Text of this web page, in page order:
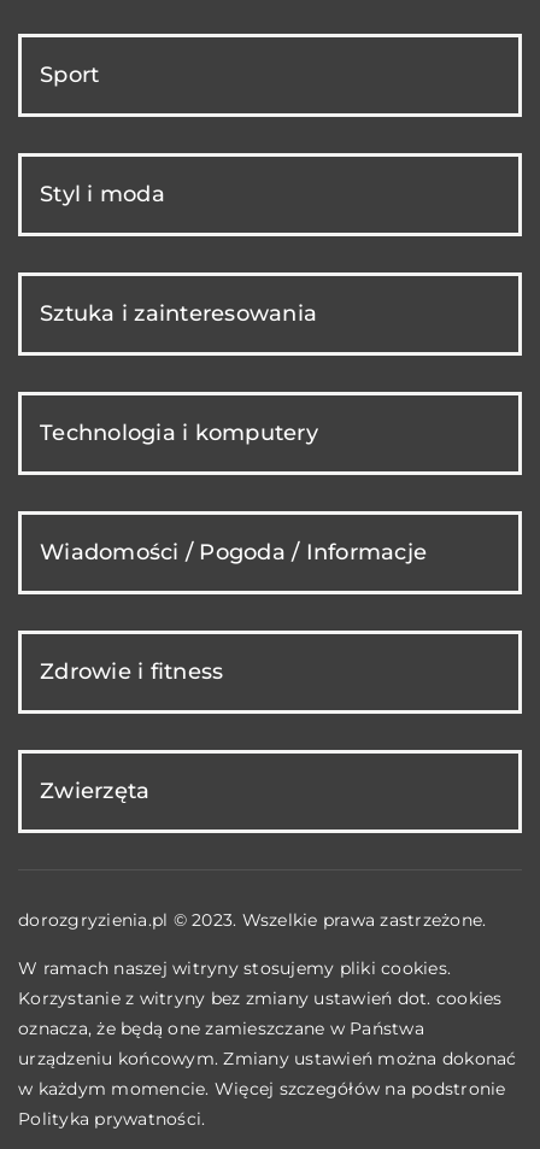
Sport
Styl i moda
Sztuka i zainteresowania
Technologia i komputery
Wiadomości / Pogoda / Informacje
Zdrowie i fitness
Zwierzęta
dorozgryzienia.pl © 2023. Wszelkie prawa zastrzeżone.
W ramach naszej witryny stosujemy pliki cookies.
Korzystanie z witryny bez zmiany ustawień dot. cookies
oznacza, że będą one zamieszczane w Państwa
urządzeniu końcowym. Zmiany ustawień można dokonać
w każdym momencie. Więcej szczegółów na podstronie
Polityka prywatności.